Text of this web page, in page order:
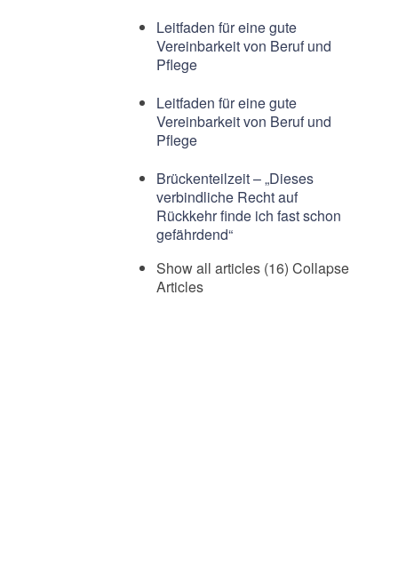
Leitfaden für eine gute
Vereinbarkeit von Beruf und
Pflege
Leitfaden für eine gute
Vereinbarkeit von Beruf und
Pflege
Brückenteilzeit – „Dieses
verbindliche Recht auf
Rückkehr finde ich fast schon
gefährdend“
Show all articles (16) Collapse
Articles